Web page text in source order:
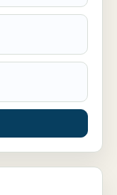
salg i Storkøbenhavn